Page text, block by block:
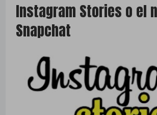
Instagram Stories o el
Snapchat